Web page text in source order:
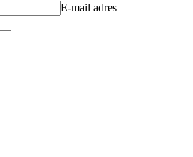
E-mail adres